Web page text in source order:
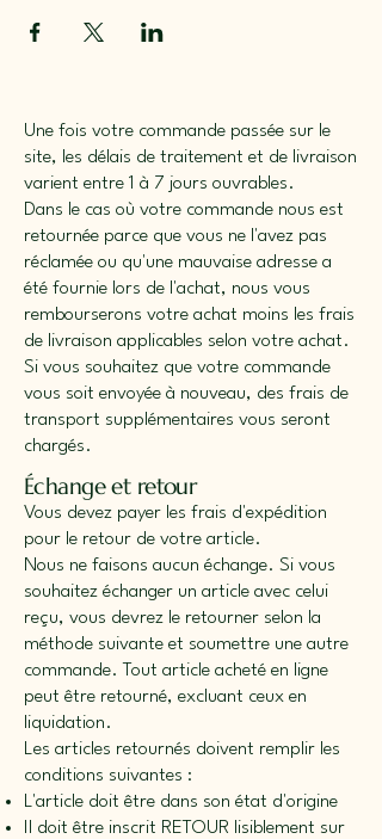
Une fois votre commande passée sur le
site, les délais de traitement et de livraison
varient entre 1 à 7 jours ouvrables.
Dans le cas où votre commande nous est
retournée parce que vous ne l'avez pas
réclamée ou qu'une mauvaise adresse a
été fournie lors de l'achat, nous vous
rembourserons votre achat moins les frais
de livraison applicables selon votre achat.
Si vous souhaitez que votre commande
vous soit envoyée à nouveau, des frais de
transport supplémentaires vous seront
chargés.
Échange et retour
Vous devez payer les frais d'expédition
pour le retour de votre article.
Nous ne faisons aucun échange. Si vous
souhaitez échanger un article avec celui
reçu, vous devrez le retourner selon la
méthode suivante et soumettre une autre
commande. Tout article acheté en ligne
peut être retourné, excluant ceux en
liquidation.
Les articles retournés doivent remplir les
conditions suivantes :
L'article doit être dans son état d'origine
Il doit être inscrit RETOUR lisiblement sur